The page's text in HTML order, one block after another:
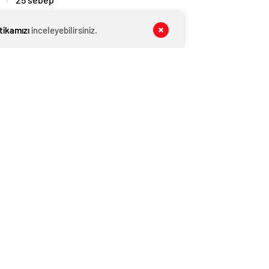
Kış Alışverişlerinde Tasarruf Etmenin
inceleyebilirsiniz.